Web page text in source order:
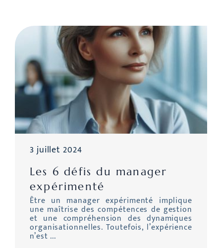
Les 6 défis du manager
expérimenté
3 juillet 2024
Être un manager expérimenté implique
une maîtrise des compétences de gestion
et une compréhension des dynamiques
organisationnelles. Toutefois, l’expérience
n’est ...